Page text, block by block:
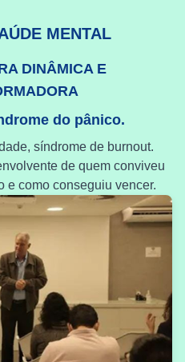
MENTAL
DINÂMICA E
do pânico.
síndrome de burnout.
de quem conviveu
e como conseguiu vencer.